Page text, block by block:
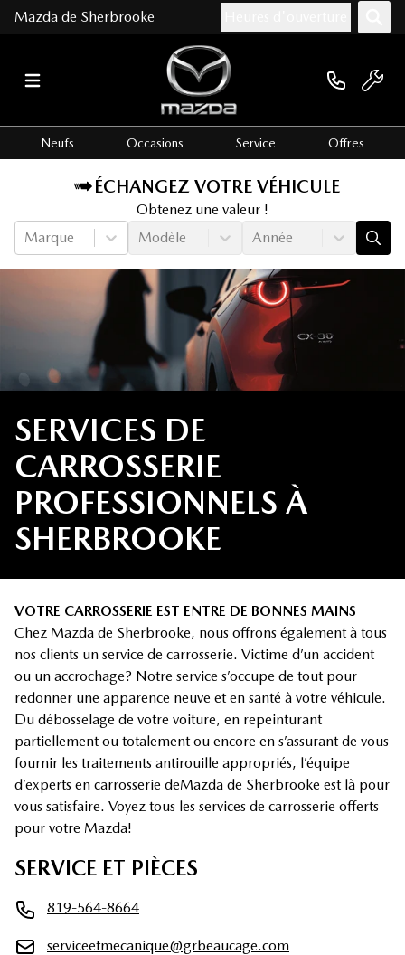
Mazda de Sherbrooke
Neufs Occasions Service Offres
ÉCHANGEZ VOTRE VÉHICULE
Obtenez une valeur !
Marque
Modèle Année
SERVICES DE
CARROSSERIE
PROFESSIONNELS À
SHERBROOKE
VOTRE CARROSSERIE EST ENTRE DE BONNES MAINS
Chez Mazda de Sherbrooke, nous offrons également à tous
nos clients un service de carrosserie. Victime d’un accident
ou un accrochage? Notre service s’occupe de tout pour
redonner une apparence neuve et en santé à votre véhicule.
Du débosselage de votre voiture, en repeinturant
partiellement ou totalement ou encore en s’assurant de vous
fournir les traitements antirouille appropriés, l’équipe
d’experts en carrosserie deMazda de Sherbrooke est là pour
vous satisfaire. Voyez tous les services de carrosserie offerts
pour votre Mazda!
SERVICE ET PIÈCES
819-564-8664
serviceetmecanique@grbeaucage.com